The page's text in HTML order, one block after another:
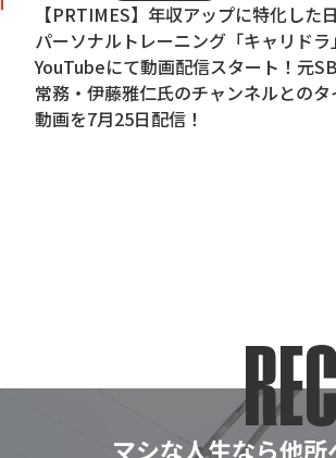
【PRTIMES】年収アップに特化した
パーソナルトレーニング「キャリドラ」
YouTubeにて動画配信スタート！元
常務・伊藤雅仁氏のチャンネルとの
動画を7月25日配信！
マシな人生なら他所